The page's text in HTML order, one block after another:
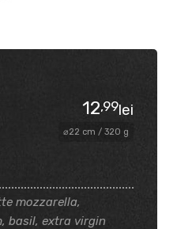
⌀22 cm / 320 g
12,99lei
mozzarella,
basil, extra virgin